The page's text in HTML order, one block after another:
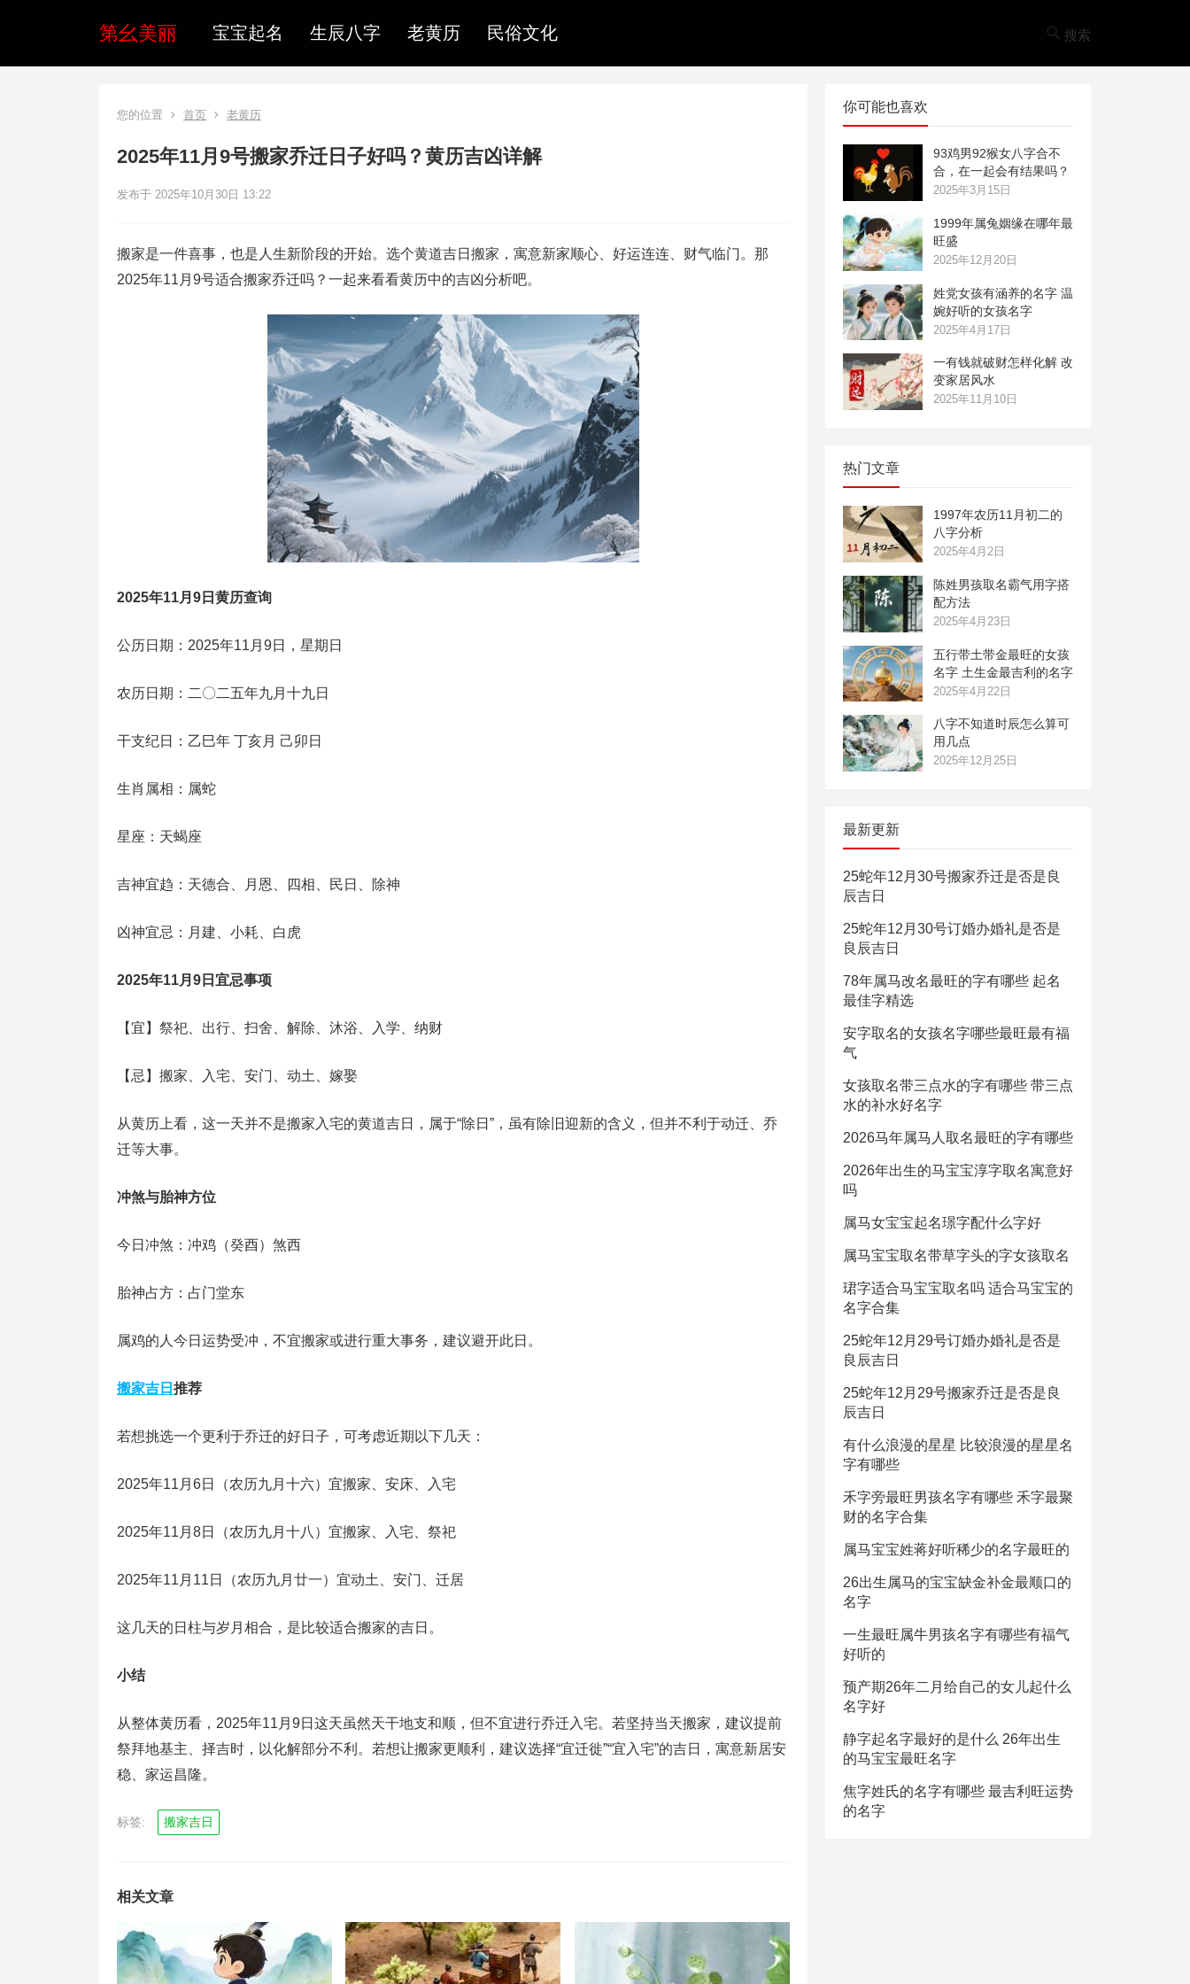
第幺美丽 宝宝起名 生辰八字 老黄历 民俗文化 搜索
您的位置 首页 老黄历
2025年11月9号搬家乔迁日子好吗？黄历吉凶详解
发布于 2025年10月30日 13:22
搬家是一件喜事，也是人生新阶段的开始。选个黄道吉日搬家，寓意新家顺心、好运连连、财气临门。那
2025年11月9号适合搬家乔迁吗？一起来看看黄历中的吉凶分析吧。
2025年11月9日黄历查询
公历日期：2025年11月9日，星期日
农历日期：二〇二五年九月十九日
干支纪日：乙巳年 丁亥月 己卯日
生肖属相：属蛇
星座：天蝎座
吉神宜趋：天德合、月恩、四相、民日、除神
凶神宜忌：月建、小耗、白虎
2025年11月9日宜忌事项
【宜】祭祀、出行、扫舍、解除、沐浴、入学、纳财
【忌】搬家、入宅、安门、动土、嫁娶
从黄历上看，这一天并不是搬家入宅的黄道吉日，属于“除日”，虽有除旧迎新的含义，但并不利于动迁、乔
迁等大事。
冲煞与胎神方位
今日冲煞：冲鸡（癸酉）煞西
胎神占方：占门堂东
属鸡的人今日运势受冲，不宜搬家或进行重大事务，建议避开此日。
搬家吉日 推荐
若想挑选一个更利于乔迁的好日子，可考虑近期以下几天：
2025年11月6日（农历九月十六）宜搬家、安床、入宅
2025年11月8日（农历九月十八）宜搬家、入宅、祭祀
2025年11月11日（农历九月廿一）宜动土、安门、迁居
这几天的日柱与岁月相合，是比较适合搬家的吉日。
小结
从整体黄历看，2025年11月9日这天虽然天干地支和顺，但不宜进行乔迁入宅。若坚持当天搬家，建议提前
祭拜地基主、择吉时，以化解部分不利。若想让搬家更顺利，建议选择“宜迁徙”“宜入宅”的吉日，寓意新居安
稳、家运昌隆。
标签: 搬家吉日
相关文章
你可能也喜欢
93鸡男92猴女八字合不
合，在一起会有结果吗？
2025年3月15日
1999年属兔姻缘在哪年最
旺盛
2025年12月20日
姓党女孩有涵养的名字 温
婉好听的女孩名字
2025年4月17日
一有钱就破财怎样化解 改
变家居风水
2025年11月10日
热门文章
1997年农历11月初二的
八字分析
2025年4月2日
陈姓男孩取名霸气用字搭
配方法
2025年4月23日
五行带土带金最旺的女孩
名字 土生金最吉利的名字
2025年4月22日
八字不知道时辰怎么算可
用几点
2025年12月25日
最新更新
25蛇年12月30号搬家乔迁是否是良
辰吉日
25蛇年12月30号订婚办婚礼是否是
良辰吉日
78年属马改名最旺的字有哪些 起名
最佳字精选
安字取名的女孩名字哪些最旺最有福
气
女孩取名带三点水的字有哪些 带三点
水的补水好名字
2026马年属马人取名最旺的字有哪些
2026年出生的马宝宝淳字取名寓意好
吗
属马女宝宝起名璟字配什么字好
属马宝宝取名带草字头的字女孩取名
珺字适合马宝宝取名吗 适合马宝宝的
名字合集
25蛇年12月29号订婚办婚礼是否是
良辰吉日
25蛇年12月29号搬家乔迁是否是良
辰吉日
有什么浪漫的星星 比较浪漫的星星名
字有哪些
禾字旁最旺男孩名字有哪些 禾字最聚
财的名字合集
属马宝宝姓蒋好听稀少的名字最旺的
26出生属马的宝宝缺金补金最顺口的
名字
一生最旺属牛男孩名字有哪些有福气
好听的
预产期26年二月给自己的女儿起什么
名字好
静字起名字最好的是什么 26年出生
的马宝宝最旺名字
焦字姓氏的名字有哪些 最吉利旺运势
的名字